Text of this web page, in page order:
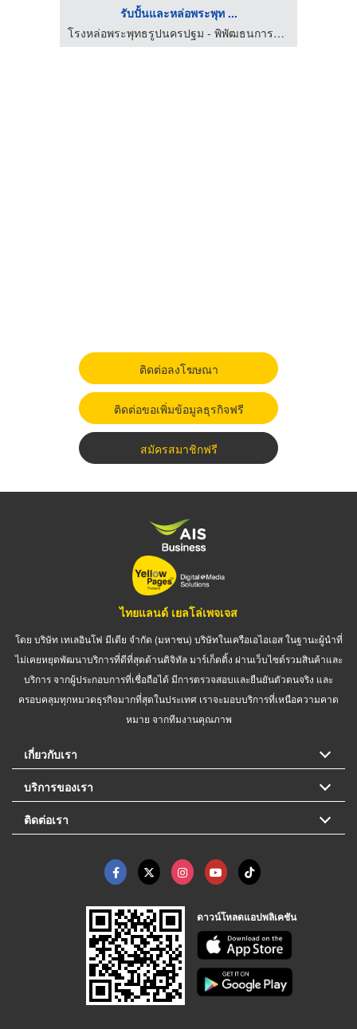
รับปั้นและหล่อพระพุท ...
โรงหล่อพระพุทธรูปนครปฐม - พิพัฒธนการช่าง
ติดต่อลงโฆษณา
ติดต่อขอเพิ่มข้อมูลธุรกิจฟรี
สมัครสมาชิกฟรี
ไทยแลนด์ เยลโล่เพจเจส
โดย บริษัท เทเลอินโฟ มีเดีย จำกัด (มหาชน) บริษัทในเครือเอไอเอส ในฐานะผู้นำที่
ไม่เคยหยุดพัฒนาบริการที่ดีที่สุดด้านดิจิทัล มาร์เก็ตติ้ง ผ่านเว็บไซต์รวมสินค้าและ
บริการ จากผู้ประกอบการที่เชื่อถือได้ มีการตรวจสอบและยืนยันตัวตนจริง และ
ครอบคลุมทุกหมวดธุรกิจมากที่สุดในประเทศ เราจะมอบบริการที่เหนือความคาด
หมาย จากทีมงานคุณภาพ
เกี่ยวกับเรา
บริการของเรา
ติดต่อเรา
ดาวน์โหลดแอปพลิเคชัน